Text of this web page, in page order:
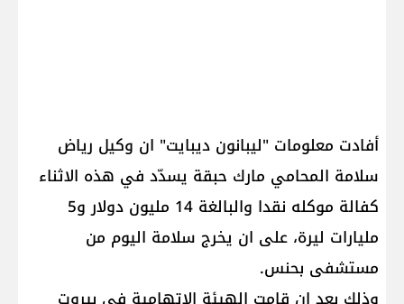
أفادت معلومات "ليبانون ديبايت" ان وكيل رياض
سلامة المحامي مارك حبقة يسدّد في هذه الاثناء
كفالة موكله نقدا والبالغة 14 مليون دولار و5
مليارات ليرة، على ان يخرج سلامة اليوم من
مستشفى بحنس.